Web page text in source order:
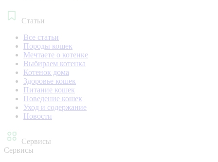
Статьи
Все статьи
Породы кошек
Мечтаете о котенке
Выбираем котенка
Котенок дома
Здоровье кошек
Питание кошек
Поведение кошек
Уход и содержание
Новости
Сервисы
Сервисы